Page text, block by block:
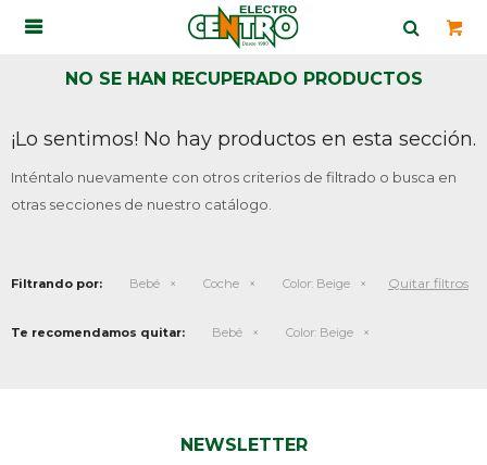

NO SE HAN RECUPERADO PRODUCTOS
¡Lo sentimos! No hay productos en esta sección.
Inténtalo nuevamente con otros criterios de filtrado o busca en
otras secciones de nuestro catálogo.
Filtrando por: Bebé Coche Color: Beige Quitar filtros
Te recomendamos quitar: Bebé Color: Beige
NEWSLETTER